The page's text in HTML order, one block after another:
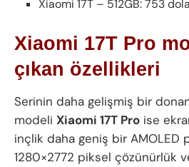
Xiaomi 17T – 512GB: 753
Xiaomi 17T Pro
çıkan özellikleri
Serinin daha gelişmiş bir
modeli Xiaomi 17T Pro ise
inçlik daha geniş bir AMOLED
1280×2772 piksel çözünürlük